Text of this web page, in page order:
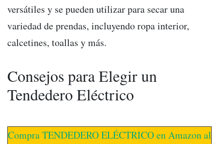
versátiles y se pueden utilizar para secar una
variedad de prendas, incluyendo ropa interior,
calcetines, toallas y más.
Consejos para Elegir un
Tendedero Eléctrico
Compra TENDEDERO ELÉCTRICO en Amazon al